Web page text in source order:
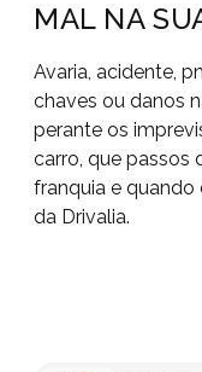
MAL NA
Avaria, acidente,
chaves ou danos
perante os
carro, que passos
franquia e
da Drivalia.